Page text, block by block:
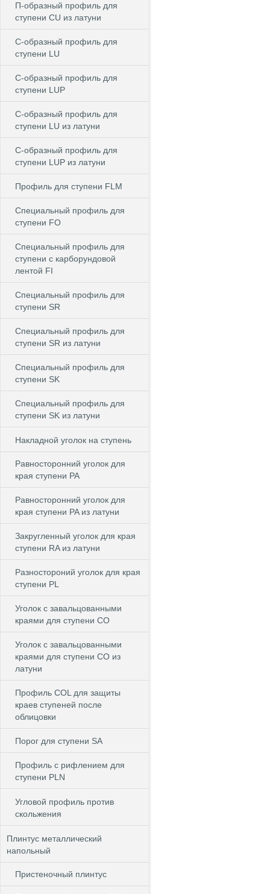
П-образный профиль для
ступени CU из латуни
C-образный профиль для
ступени LU
C-образный профиль для
ступени LUP
C-образный профиль для
ступени LU из латуни
C-образный профиль для
ступени LUP из латуни
Профиль для ступени FLM
Специальный профиль для
ступени FO
Специальный профиль для
ступени c карборундовой
лентой FI
Специальный профиль для
ступени SR
Специальный профиль для
ступени SR из латуни
Специальный профиль для
ступени SK
Специальный профиль для
ступени SK из латуни
Накладной уголок на ступень
Равносторонний уголок для
края ступени PA
Равносторонний уголок для
края ступени PA из латуни
Закругленный уголок для края
ступени RA из латуни
Разностороний уголок для края
ступени PL
Уголок с завальцованными
краями для ступени CO
Уголок с завальцованными
краями для ступени CO из
латуни
Профиль COL для защиты
краев ступеней после
облицовки
Порог для ступени SA
Профиль с рифлением для
ступени PLN
Угловой профиль против
скольжения
Плинтус металлический
напольный
Пристеночный плинтус